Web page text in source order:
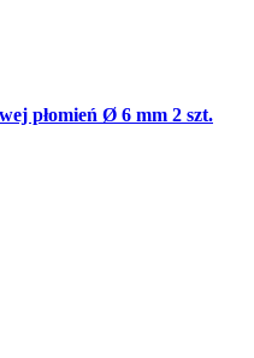
płomień Ø 6 mm 2 szt.